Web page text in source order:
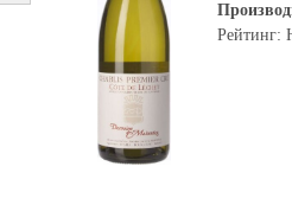
Рейтинг: